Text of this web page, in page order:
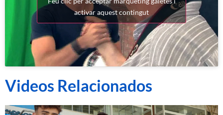
activar aquest contingut
Videos Relacionados